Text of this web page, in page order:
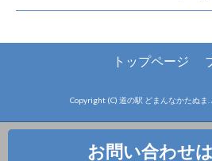
トップページ
Copyright (C) 道の駅 どまんなかたぬま
お問い合わせ